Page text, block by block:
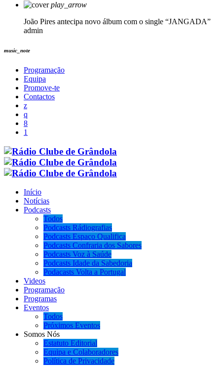
play_arrow
João Pires antecipa novo álbum com o single “JANGADA”
admin
music_note
Programação
Equipa
Promove-te
Contactos
Início
Notícias
Podcasts
Todos
Podcasts Rádiografias
Podcasts Espaço Qualifica
Podcasts Confraria dos Sabores
Podcasts Voz à Saúde
Podcasts Idade da Sabedoria
Podacasts Volta a Portugal
Videos
Programação
Programas
Eventos
Todos
Próximos Eventos
Somos Nós
Estatuto Editorial
Equipa e Colaboradores
Política de Privacidade